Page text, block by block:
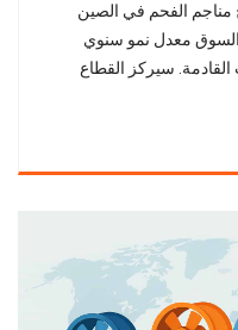
مناجم الفحم في الصين
السوق معدل نمو سنوي
القادمة. سيركز القطاع